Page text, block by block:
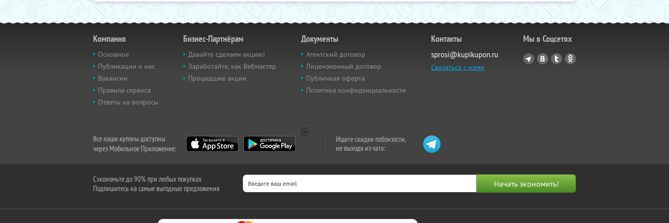
Компания
Основное
Публикации о нас
Вакансии
Правила сервиса
Ответы на вопросы
Бизнес-Партнёрам
Давайте сделаем акцию!
Заработайте, как Вебмастер
Прошедшие акции
Документы
Агентский договор
Лицензионный договор
Публичная оферта
Политика конфиденциальности
Контакты
sprosi@kupikupon.ru
Связаться с нами
Мы в Соцсетях
Все наши купоны доступны
через Мобильное Приложение:
Ищите скидки поблизости,
не выходя из чата:
Сэкономьте до 90% при любых покупках
Подпишитесь на самые выгодные предложения